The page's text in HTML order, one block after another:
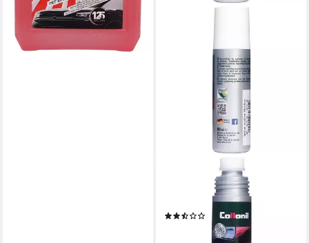
Lack Polish Classic Schuh-
Imprägnierspray
(2)